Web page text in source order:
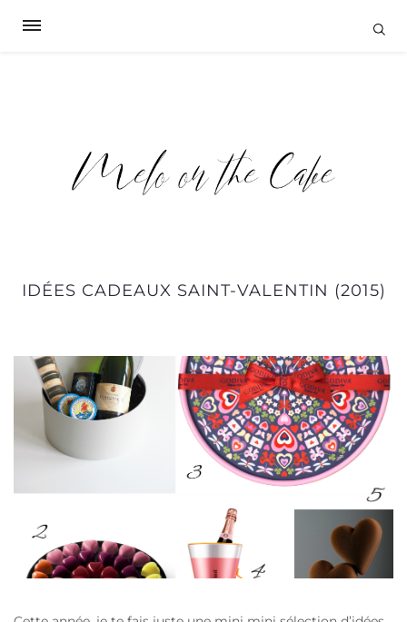
IDÉES CADEAUX SAINT-VALENTIN (2015)